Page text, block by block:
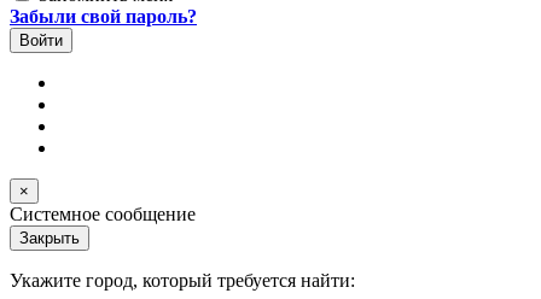
Забыли свой пароль?
×
Системное сообщение
Закрыть
Укажите город, который требуется найти: